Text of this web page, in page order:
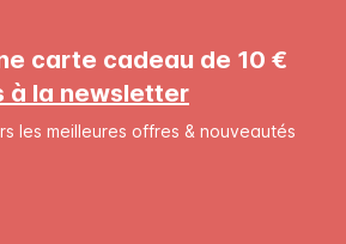
carte cadeau de 10 €
à la newsletter
les meilleures offres & nouveautés